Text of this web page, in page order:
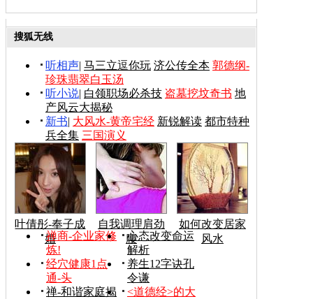
搜狐无线
听相声| 马三立逗你玩 济公传全本 郭德纲-
珍珠翡翠白玉汤
听小说| 白领职场必杀技 盗墓挖坟奇书 地
产风云大揭秘
新书| 大风水-黄帝宅经 新锐解读 都市特种
兵全集 三国演义
叶倩彤-奉子成
婚
自我调理肩劲
腰
如何改变居家
风水
禅商-企业家修
炼!
心态改变命运
解析
经穴健康1点
通-头
养生12字诀孔
令谦
禅-和谐家庭揭
<道德经>的大